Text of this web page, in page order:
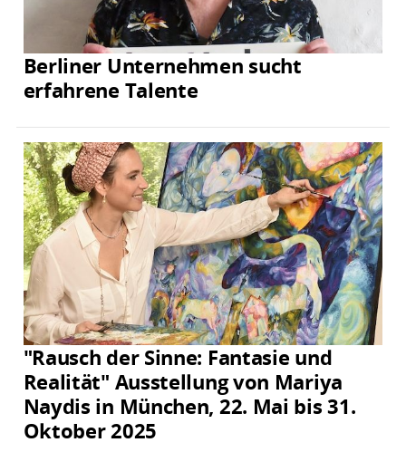
Berliner Unternehmen sucht
erfahrene Talente
"Rausch der Sinne: Fantasie und
Realität" Ausstellung von Mariya
Naydis in München, 22. Mai bis 31.
Oktober 2025